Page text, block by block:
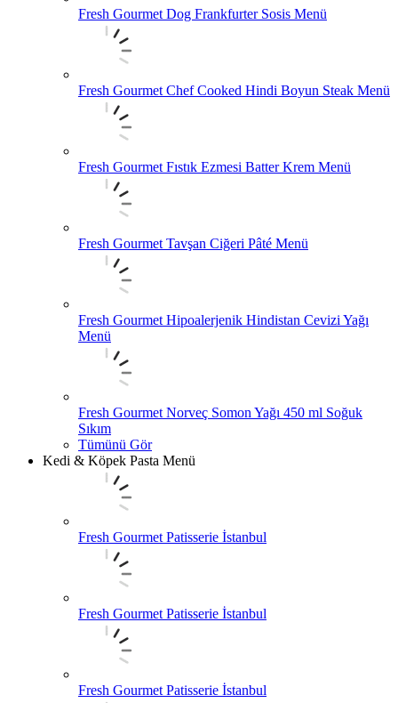
Fresh Gourmet Dog Frankfurter Sosis Menü
Fresh Gourmet Chef Cooked Hindi Boyun Steak Menü
Fresh Gourmet Fıstık Ezmesi Batter Krem Menü
Fresh Gourmet Tavşan Ciğeri Pâté Menü
Fresh Gourmet Hipoalerjenik Hindistan Cevizi Yağı
Menü
Fresh Gourmet Norveç Somon Yağı 450 ml Soğuk
Sıkım
Tümünü Gör
Kedi & Köpek Pasta Menü
Fresh Gourmet Patisserie İstanbul
Fresh Gourmet Patisserie İstanbul
Fresh Gourmet Patisserie İstanbul